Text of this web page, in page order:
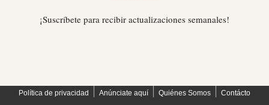
¡Suscríbete para recibir actualizaciones semanales!
Política de privacidad Anúnciate aquí Quiénes Somos Contácto